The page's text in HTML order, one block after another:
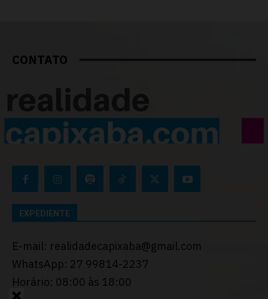
CONTATO
EXPEDIENTE
E-mail: realidadecapixaba@gmail.com
WhatsApp: 27 99814-2237
Horário: 08:00 às 18:00